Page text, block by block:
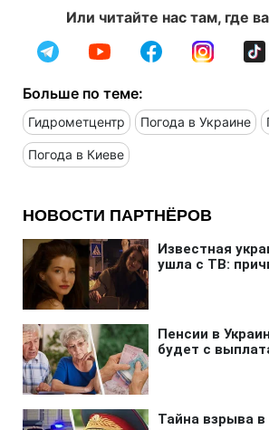
Или читайте нас там, где
Больше по теме:
Гидрометцентр Погода в Украине
Погода в Киеве